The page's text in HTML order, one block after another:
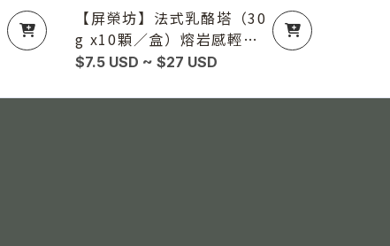
【屏榮坊】法式乳酪塔（30
g x10顆／盒）熔岩感輕食
點心
$7.5 USD ~ $27 USD